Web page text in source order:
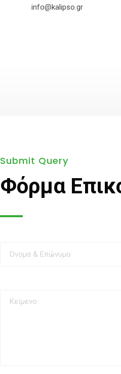
info@kalipso.gr
Submit Query
Φόρμα